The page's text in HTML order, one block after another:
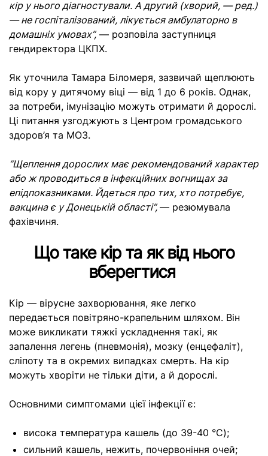
кір у нього діагностували. А другий (хворий, — ред.)
— не госпіталізований, лікується амбулаторно в
домашніх умовах”, — розповіла заступниця
гендиректора ЦКПХ.
Як уточнила Тамара Біломеря, зазвичай щеплюють
від кору у дитячому віці — від 1 до 6 років. Однак,
за потреби, імунізацію можуть отримати й дорослі.
Ці питання узгоджують з Центром громадського
здоров’я та МОЗ.
“Щеплення дорослих має рекомендований характер
або ж проводиться в інфекційних вогнищах за
епідпоказниками. Йдеться про тих, хто потребує,
вакцина є у Донецькій області”, — резюмувала
фахівчиня.
Що таке кір та як від нього
вберегтися
Кір — вірусне захворювання, яке легко
передається повітряно-крапельним шляхом. Він
може викликати тяжкі ускладнення такі, як
запалення легень (пневмонія), мозку (енцефаліт),
сліпоту та в окремих випадках смерть. На кір
можуть хворіти не тільки діти, а й дорослі.
Основними симптомами цієї інфекції є:
висока температура кашель (до 39-40 °C);
сильний кашель, нежить, почервоніння очей;